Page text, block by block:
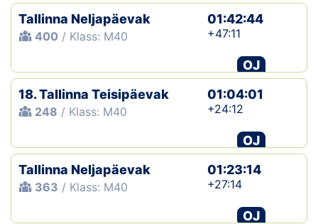
Tallinna Neljapäevak
400 / Klass: M40
01:42:44
+47:11
OJ
18. Tallinna Teisipäevak
248 / Klass: M40
01:04:01
+24:12
OJ
Tallinna Neljapäevak
363 / Klass: M40
01:23:14
+27:14
OJ